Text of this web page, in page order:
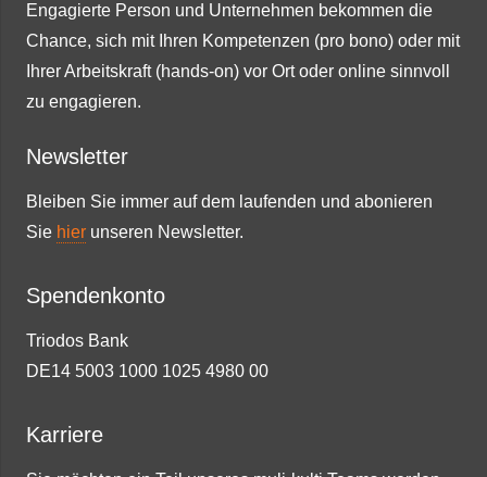
Engagierte Person und Unternehmen bekommen die
Chance, sich mit Ihren Kompetenzen (pro bono) oder mit
Ihrer Arbeitskraft (hands-on) vor Ort oder online sinnvoll
zu engagieren.
Newsletter
Bleiben Sie immer auf dem laufenden und abonieren
Sie hier unseren Newsletter.
Spendenkonto
Triodos Bank
DE14 5003 1000 1025 4980 00
Karriere